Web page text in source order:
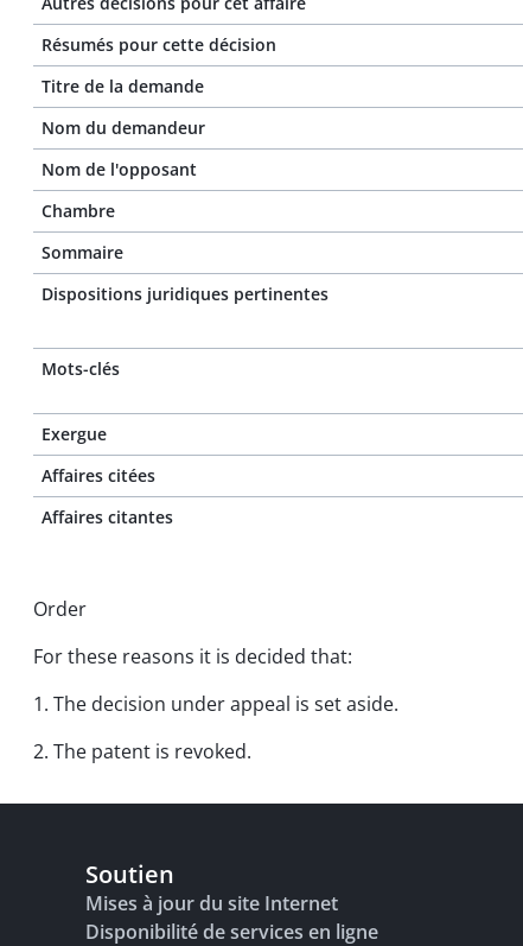
Résumés pour cette décision
Titre de la demande
Nom du demandeur
Nom de l'opposant
Chambre
Sommaire
Dispositions juridiques pertinentes
Mots-clés
Exergue
Affaires citées
Affaires citantes
Order
For these reasons it is decided that:
1. The decision under appeal is set aside.
2. The patent is revoked.
Soutien
Mises à jour du site Internet
Disponibilité de services en ligne